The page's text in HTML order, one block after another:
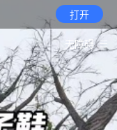
打开
无障碍